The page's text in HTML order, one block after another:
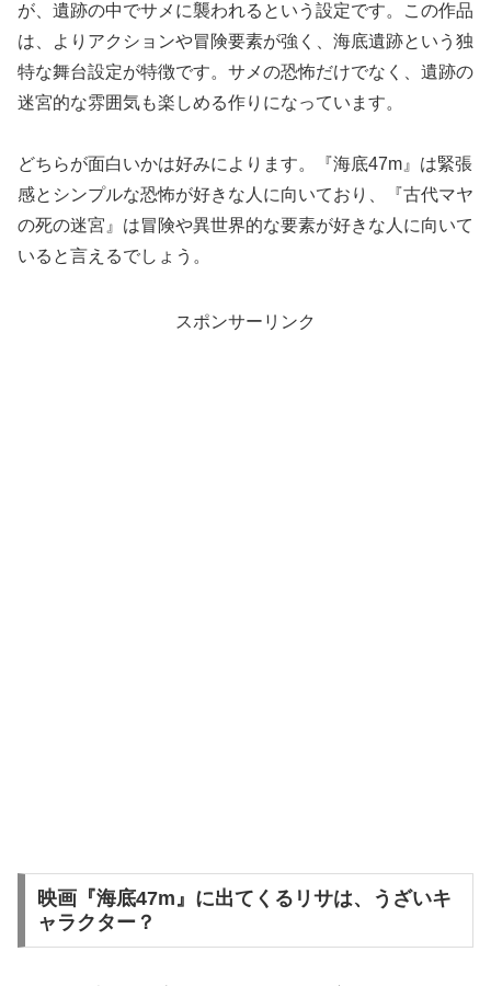
が、遺跡の中でサメに襲われるという設定です。この作品
は、よりアクションや冒険要素が強く、海底遺跡という独
特な舞台設定が特徴です。サメの恐怖だけでなく、遺跡の
迷宮的な雰囲気も楽しめる作りになっています。
どちらが面白いかは好みによります。『海底47m』は緊張
感とシンプルな恐怖が好きな人に向いており、『古代マヤ
の死の迷宮』は冒険や異世界的な要素が好きな人に向いて
いると言えるでしょう。
スポンサーリンク
映画『海底47m』に出てくるリサは、うざいキ
ャラクター？